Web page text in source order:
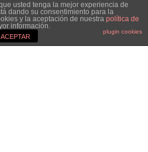
usted tenga la mejor experiencia de
dando su consentimiento para la
y la aceptación de nuestra política de
información.
plugin cookies
ACEPTAR